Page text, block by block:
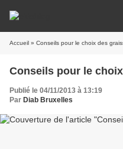
Accueil » Conseils pour le choix des
Conseils pour le
Publié le 04/11/2013 à 13:19
Par Diab Bruxelles